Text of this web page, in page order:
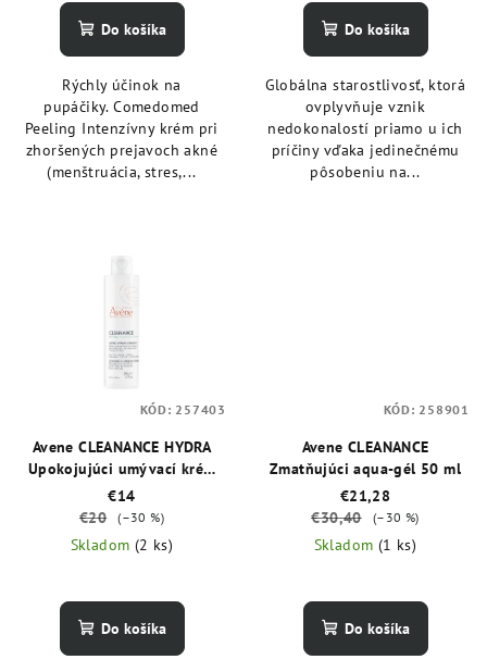
Do košíka
Rýchly účinok na
pupáčiky. Comedomed
Peeling Intenzívny krém pri
zhoršených prejavoch akné
(menštruácia, stres,...
Do košíka
Globálna starostlivosť, ktorá
ovplyvňuje vznik
nedokonalostí priamo u ich
príčiny vďaka jedinečnému
pôsobeniu na...
Avene CLEANANCE HYDRA
Upokojujúci umývací krém
200 ml
€14
€20
(–30 %)
Skladom (2 ks)
Do košíka
KÓD: 257403
Avene CLEANANCE
Zmatňujúci aqua-gél 50 ml
€21,28
€30,40
(–30 %)
Skladom (1 ks)
Do košíka
KÓD: 258901